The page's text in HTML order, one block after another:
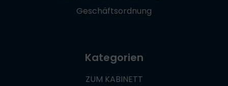
Geschäftsordnung
Kategorien
ZUM KABINETT